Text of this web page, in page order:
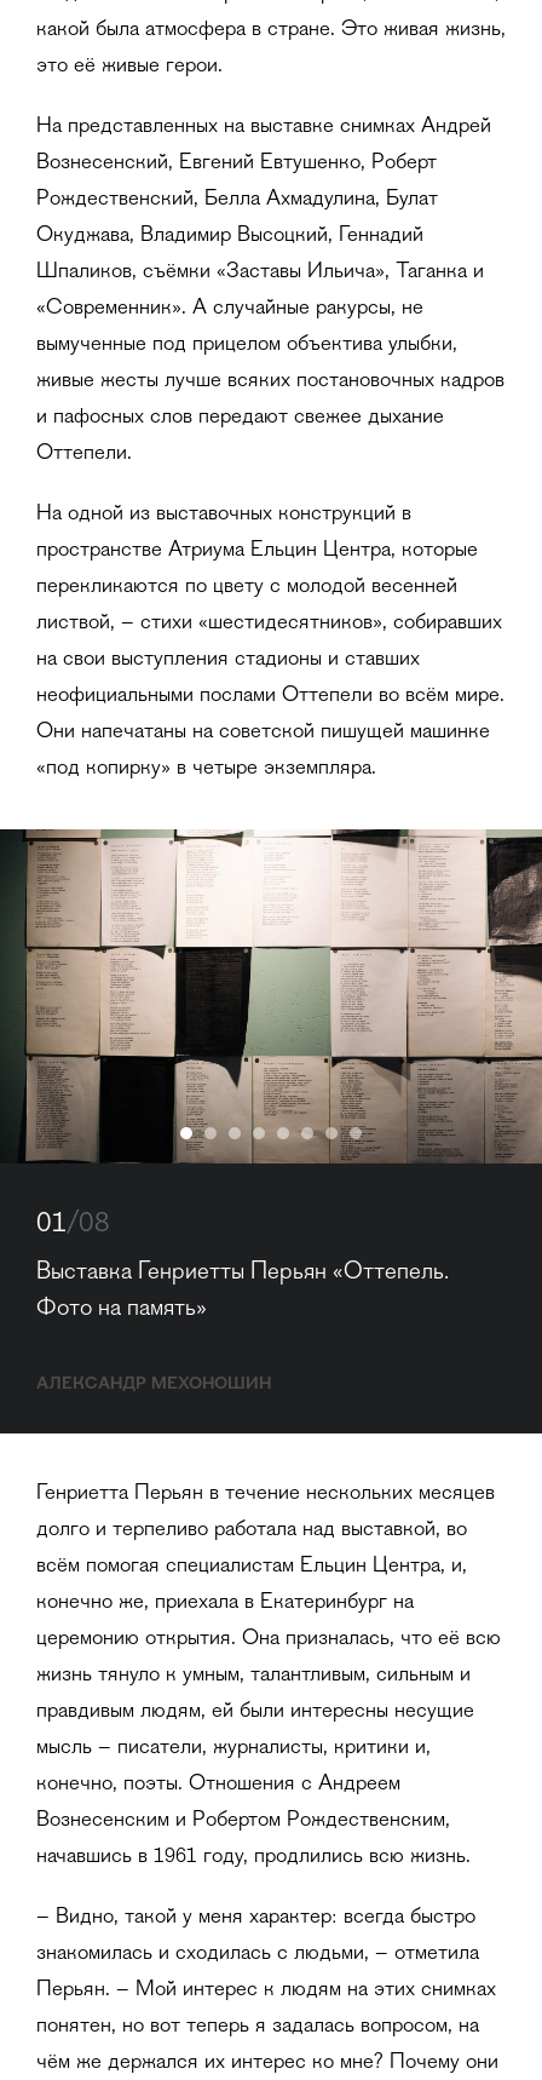
какой была атмосфера в стране. Это живая жизнь,
это её живые герои.
На представленных на выставке снимках Андрей
Вознесенский, Евгений Евтушенко, Роберт
Рождественский, Белла Ахмадулина, Булат
Окуджава, Владимир Высоцкий, Геннадий
Шпаликов, съёмки «Заставы Ильича», Таганка и
«Современник». А случайные ракурсы, не
вымученные под прицелом объектива улыбки,
живые жесты лучше всяких постановочных кадров
и пафосных слов передают свежее дыхание
Оттепели.
На одной из выставочных конструкций в
пространстве Атриума Ельцин Центра, которые
перекликаются по цвету с молодой весенней
листвой, – стихи «шестидесятников», собиравших
на свои выступления стадионы и ставших
неофициальными послами Оттепели во всём мире.
Они напечатаны на советской пишущей машинке
«под копирку» в четыре экземпляра.
01/08
Выставка Генриетты Перьян «Оттепель.
Фото на память»
АЛЕКСАНДР МЕХОНОШИН
Генриетта Перьян в течение нескольких месяцев
долго и терпеливо работала над выставкой, во
всём помогая специалистам Ельцин Центра, и,
конечно же, приехала в Екатеринбург на
церемонию открытия. Она призналась, что её всю
жизнь тянуло к умным, талантливым, сильным и
правдивым людям, ей были интересны несущие
мысль – писатели, журналисты, критики и,
конечно, поэты. Отношения с Андреем
Вознесенским и Робертом Рождественским,
начавшись в 1961 году, продлились всю жизнь.
– Видно, такой у меня характер: всегда быстро
знакомилась и сходилась с людьми, – отметила
Перьян. – Мой интерес к людям на этих снимках
понятен, но вот теперь я задалась вопросом, на
чём же держался их интерес ко мне? Почему они